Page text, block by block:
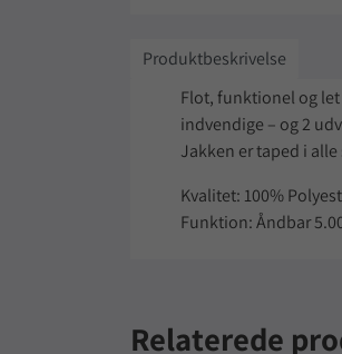
Produktbeskrivelse
Flot, funktionel og
indvendige – og 2
Jakken er taped i
Kvalitet: 100%
Funktion: Åndbar
Relaterede